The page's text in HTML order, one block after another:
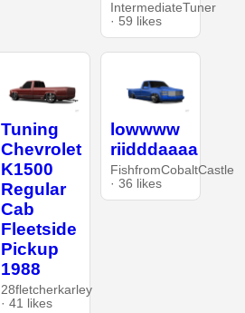
IntermediateTuner
· 59 likes
Tuning
Chevrolet
K1500
Regular
Cab
Fleetside
Pickup
1988
28fletcherkarley
· 41 likes
lowwww
riidddaaaa
FishfromCobaltCastle
· 36 likes